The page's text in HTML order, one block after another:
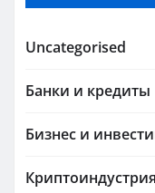
Uncategorised
Банки и кредиты
Бизнес и
Криптоиндустрия